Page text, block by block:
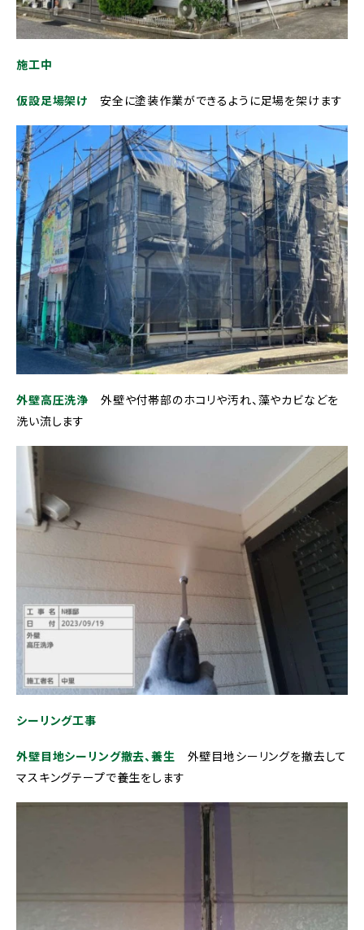
施工中
仮設足場架け 安全に塗装作業ができるように足場を架けます
外壁高圧洗浄 外壁や付帯部のホコリや汚れ、藻やカビなどを
洗い流します
シーリング工事
外壁目地シーリング撤去、養生 外壁目地シーリングを撤去して
マスキングテープで養生をします